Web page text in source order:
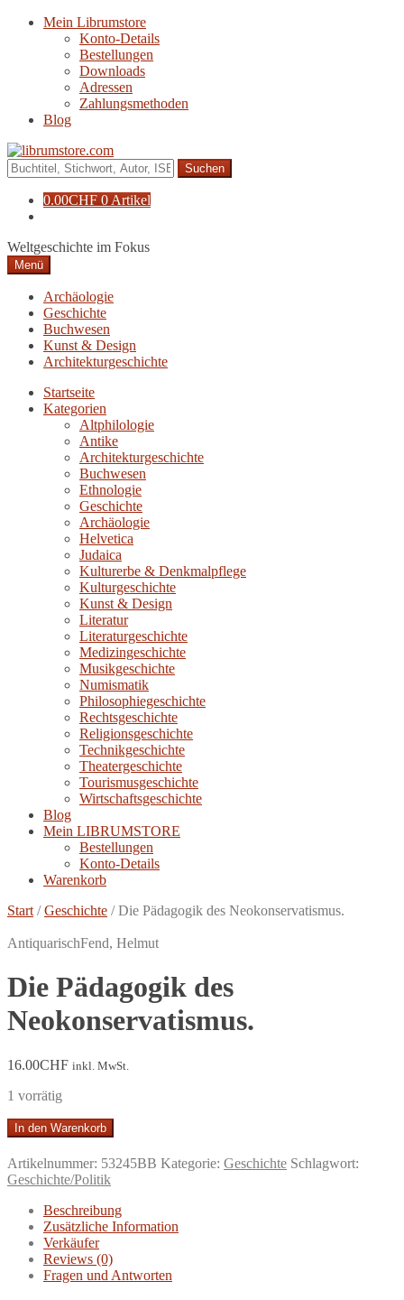
Navigation
Zum
Mein Librumstore
Konto-Details
Bestellungen
Downloads
Adressen
Zahlungsmethoden
Blog
Suche
nach:
0.00CHF 0 Artikel
Weltgeschichte im Fokus
Menü
Archäologie
Geschichte
Buchwesen
Kunst & Design
Architekturgeschichte
Startseite
Kategorien
Altphilologie
Antike
Architekturgeschichte
Buchwesen
Ethnologie
Geschichte
Archäologie
Helvetica
Judaica
Kulturerbe & Denkmalpflege
Kulturgeschichte
Kunst & Design
Literatur
Literaturgeschichte
Medizingeschichte
Musikgeschichte
Numismatik
Philosophiegeschichte
Rechtsgeschichte
Religionsgeschichte
Technikgeschichte
Theatergeschichte
Tourismusgeschichte
Wirtschaftsgeschichte
Blog
Mein LIBRUMSTORE
Bestellungen
Konto-Details
Warenkorb
Start /Geschichte /Die Pädagogik des Neokonservatismus.
AntiquarischFend, Helmut
Die Pädagogik des
Neokonservatismus.
16.00CHF inkl. MwSt.
1 vorrätig
Die
Pädagogik
des
Neokonservatismus.
Menge
In den Warenkorb
Artikelnummer: 53245BB Kategorie: Geschichte Schlagwort:
Geschichte/Politik
Beschreibung
Zusätzliche Information
Verkäufer
Reviews (0)
Fragen und Antworten